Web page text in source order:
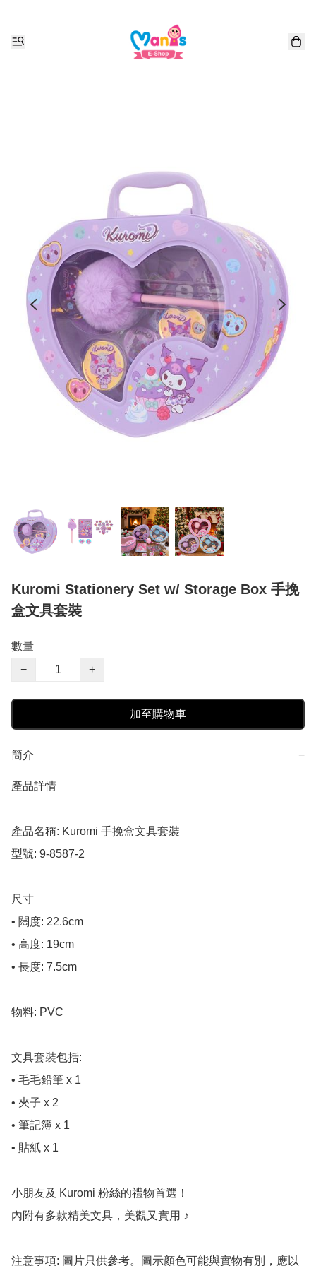
Kuromi Stationery Set w/ Storage Box 手挽
盒文具套裝
數量
−
+
加至購物車
簡介 −
產品詳情
產品名稱: Kuromi 手挽盒文具套裝
型號: 9-8587-2
尺寸
• 闊度: 22.6cm
• 高度: 19cm
• 長度: 7.5cm
物料: PVC
文具套裝包括:
• 毛毛鉛筆 x 1
• 夾子 x 2
• 筆記簿 x 1
• 貼紙 x 1
小朋友及 Kuromi 粉絲的禮物首選！
內附有多款精美文具，美觀又實用 ♪
注意事項: 圖片只供參考。圖示顏色可能與實物有別，應以